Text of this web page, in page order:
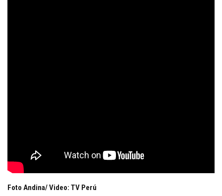
Foto Andina/ Video: TV Perú